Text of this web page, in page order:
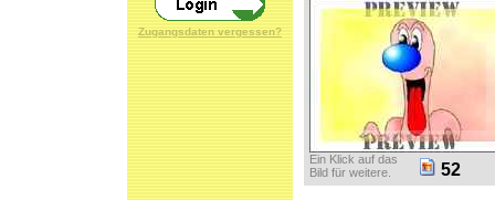
Zugangsdaten vergessen?
Ein Klick auf das
Bild für weitere.
52